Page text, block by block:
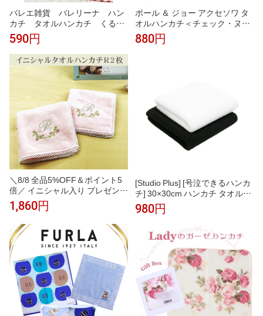
バレエ雑貨 バレリーナ ハン
カチ タオルハンカチ くるみ
割り人形 プチギフトShinzi K
atoh
590円
ポール ＆ ジョー アクセソワ タ
オルハンカチ＜チェック・ヌネ
ット刺繍 ＞ チェック柄 大人か
わいい 綿100％ スリット糸使用
880円
＼8/8 全品5%OFF＆ポイント5
倍／ イニシャル入り プレゼント
【イニシャルRのタオルハンカチ
ピンク2枚】プレゼント 女性 タ
オルハンカチ ギフト イニシャル
タオル ギフト ハンカチ イニシ
ャル入り 女性 女性 内祝い お返
し 刺繍 誕生
1,860円
[Studio Plus] [号泣できるハンカ
チ] 30×30cm ハンカチ タオル地
厚手 泣くシーンで活躍 結婚式
葬式 冠婚葬祭 入園式 卒園式 入
980円